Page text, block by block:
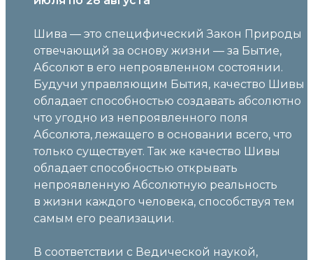
Шива — это специфический Закон Природы
отвечающий за основу жизни — за Бытие,
Абсолют в его непроявленном состоянии.
Будучи управляющим Бытия, качество Шивы
обладает способностью создавать абсолютно
что угодно из непроявленного поля
Абсолюта, лежащего в основании всего, что
только существует. Так же качество Шивы
обладает способностью открывать
непроявленную Абсолютную реальность
в жизни каждого человека, способствуя тем
самым его реализации.
В соответствии с Ведической наукой,